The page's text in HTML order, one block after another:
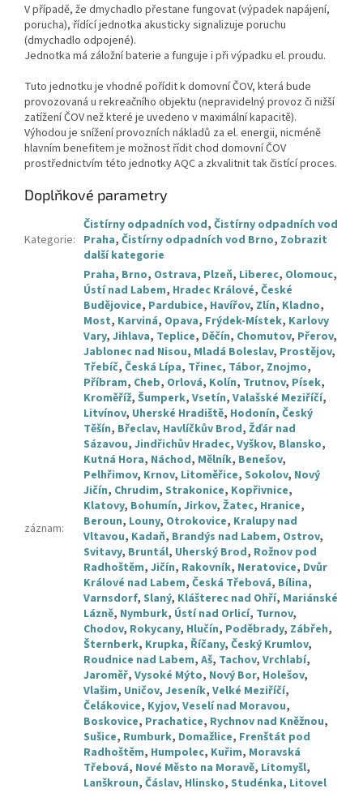
V případě, že dmychadlo přestane fungovat (výpadek napájení,
porucha), řídící jednotka akusticky signalizuje poruchu
(dmychadlo odpojené).
Jednotka má záložní baterie a funguje i při výpadku el. proudu.
Tuto jednotku je vhodné pořídit k domovní ČOV, která bude
provozovaná u rekreačního objektu (nepravidelný provoz či nižší
zatížení ČOV než které je uvedeno v maximální kapacitě).
Výhodou je snížení provozních nákladů za el. energii, nicméně
hlavním benefitem je možnost řídit chod domovní ČOV
prostřednictvím této jednotky AQC a zkvalitnit tak čistící proces.
Doplňkové parametry
Kategorie:
Čistírny odpadních vod, Čistírny odpadních vod
Praha, Čistírny odpadních vod Brno, Zobrazit
další kategorie
záznam:
Praha, Brno, Ostrava, Plzeň, Liberec, Olomouc,
Ústí nad Labem, Hradec Králové, České
Budějovice, Pardubice, Havířov, Zlín, Kladno,
Most, Karviná, Opava, Frýdek-Místek, Karlovy
Vary, Jihlava, Teplice, Děčín, Chomutov, Přerov,
Jablonec nad Nisou, Mladá Boleslav, Prostějov,
Třebíč, Česká Lípa, Třinec, Tábor, Znojmo,
Příbram, Cheb, Orlová, Kolín, Trutnov, Písek,
Kroměříž, Šumperk, Vsetín, Valašské Meziříčí,
Litvínov, Uherské Hradiště, Hodonín, Český
Těšín, Břeclav, Havlíčkův Brod, Žďár nad
Sázavou, Jindřichův Hradec, Vyškov, Blansko,
Kutná Hora, Náchod, Mělník, Benešov,
Pelhřimov, Krnov, Litoměřice, Sokolov, Nový
Jičín, Chrudim, Strakonice, Kopřivnice,
Klatovy, Bohumín, Jirkov, Žatec, Hranice,
Beroun, Louny, Otrokovice, Kralupy nad
Vltavou, Kadaň, Brandýs nad Labem, Ostrov,
Svitavy, Bruntál, Uherský Brod, Rožnov pod
Radhoštěm, Jičín, Rakovník, Neratovice, Dvůr
Králové nad Labem, Česká Třebová, Bílina,
Varnsdorf, Slaný, Klášterec nad Ohří, Mariánské
Lázně, Nymburk, Ústí nad Orlicí, Turnov,
Chodov, Rokycany, Hlučín, Poděbrady, Zábřeh,
Šternberk, Krupka, Říčany, Český Krumlov,
Roudnice nad Labem, Aš, Tachov, Vrchlabí,
Jaroměř, Vysoké Mýto, Nový Bor, Holešov,
Vlašim, Uničov, Jeseník, Velké Meziříčí,
Čelákovice, Kyjov, Veselí nad Moravou,
Boskovice, Prachatice, Rychnov nad Kněžnou,
Sušice, Rumburk, Domažlice, Frenštát pod
Radhoštěm, Humpolec, Kuřim, Moravská
Třebová, Nové Město na Moravě, Litomyšl,
Lanškroun, Čáslav, Hlinsko, Studénka, Litovel